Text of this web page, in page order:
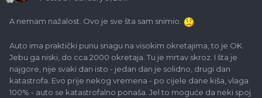
A nemam nažalost. Ovo je sve šta sam snimio.
Auto ima praktički punu snagu na visokim okretajima, to je OK.
Jebu ga niski, do cca 2000 okretaja. Tu je mrtav skroz. I šta je
najgore, nije svaki dan isto - jedan dan je solidno, drugi dan
katastrofa. Evo prije nekog vremena - po cijele dane kiša, vlaga
100% - auto se katastrofalno ponaša. Jel to moguće da neki spoj